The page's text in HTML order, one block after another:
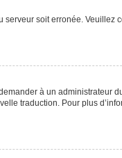
serveur soit erronée. Veuillez
à un administrateur
traduction. Pour plus